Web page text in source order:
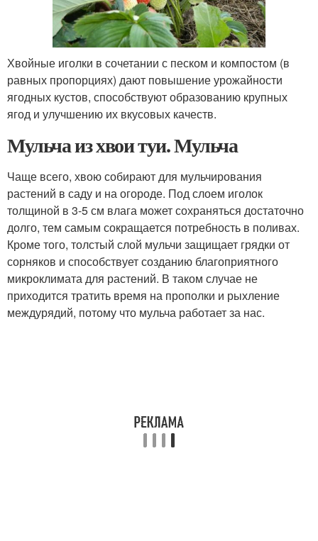
Хвойные иголки в сочетании с песком и компостом (в
равных пропорциях) дают повышение урожайности
ягодных кустов, способствуют образованию крупных
ягод и улучшению их вкусовых качеств.
Мульча из хвои туи. Мульча
Чаще всего, хвою собирают для мульчирования
растений в саду и на огороде. Под слоем иголок
толщиной в 3-5 см влага может сохраняться достаточно
долго, тем самым сокращается потребность в поливах.
Кроме того, толстый слой мульчи защищает грядки от
сорняков и способствует созданию благоприятного
микроклимата для растений. В таком случае не
приходится тратить время на прополки и рыхление
междурядий, потому что мульча работает за нас.